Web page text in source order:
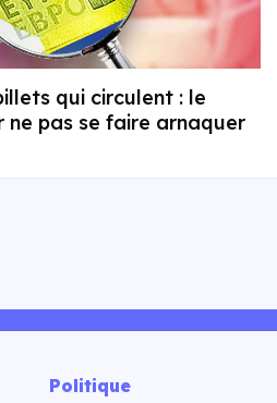
qui circulent : le
pas se faire arnaquer
Politique